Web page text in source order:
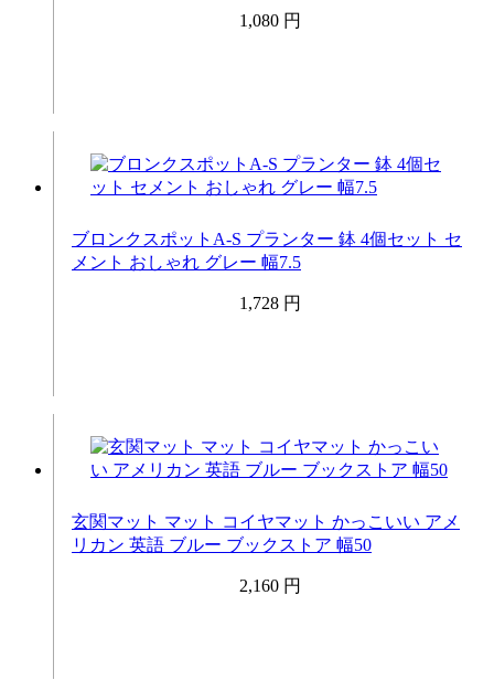
1,080 円
ブロンクスポットA-S プランター 鉢 4個セット セ
メント おしゃれ グレー 幅7.5
1,728 円
玄関マット マット コイヤマット かっこいい アメ
リカン 英語 ブルー ブックストア 幅50
2,160 円